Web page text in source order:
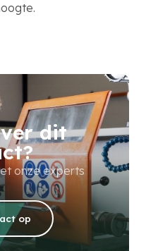
dit
onze experts
op